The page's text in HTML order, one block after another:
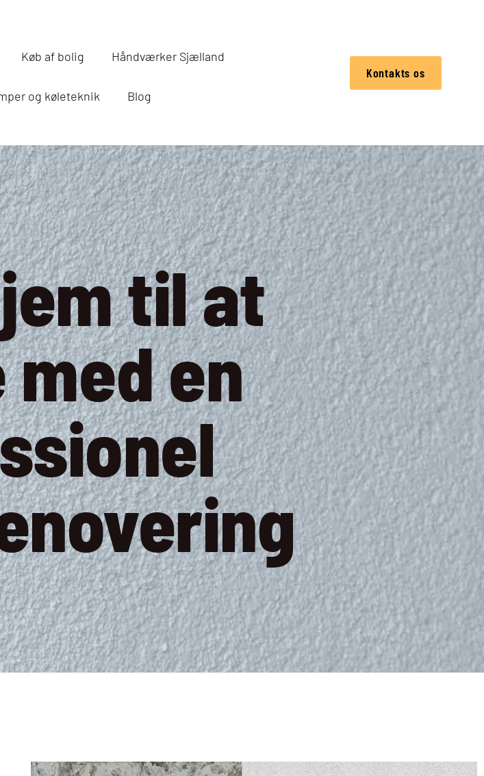
Køb af bolig Håndværker Sjælland
og køleteknik Blog
Kontakts os
til at
en